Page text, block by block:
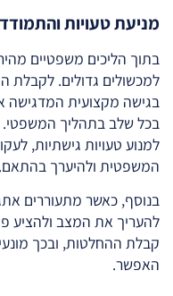
מניעת טעויות
בתוך הליכים משפטיים
למכשולים גדולים. לקבלת
בגישה מקצועית המדגישה
בכל שלב בתהליך המשפטי.
למנוע טעויות גישתיות,
המשפטית ולהיערך בהתאם.
בנוסף, כאשר מתעוררים
להעריך את המצב ולהציע
קבלת ההחלטות, ובכך
האפשר.